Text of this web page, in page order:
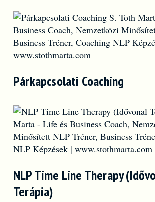
Párkapcsolati Coaching
NLP Time Line Therapy
Terápia)